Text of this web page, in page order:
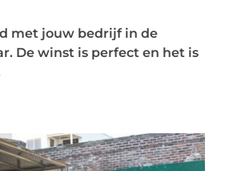
met jouw bedrijf in de
De winst is perfect en het is